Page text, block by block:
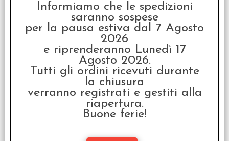
D&D Nolzur's Marvelous
Miniatures - Mago Elfo
Femmina
€6,99
Informiamo che le spedizioni
saranno sospese
per la pausa estiva dal 7 Agosto
2026
e riprenderanno Lunedì 17
Agosto 2026.
Tutti gli ordini ricevuti durante
la chiusura
verranno registrati e gestiti alla
riapertura.
Buone ferie!